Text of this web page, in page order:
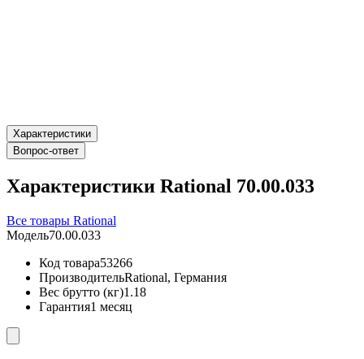
Характеристики
Вопрос-ответ
Характеристики Rational 70.00.033
Все товары Rational
Модель70.00.033
Код товара53266
ПроизводительRational, Германия
Вес брутто (кг)1.18
Гарантия1 месяц